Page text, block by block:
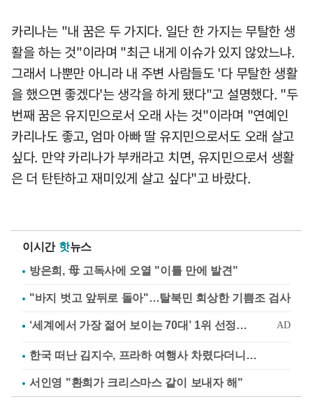
카리나는 "내 꿈은 두 가지다. 일단 한 가지는 무탈한 생
활을 하는 것"이라며 "최근 내게 이슈가 있지 않았느냐.
그래서 나뿐만 아니라 내 주변 사람들도 '다 무탈한 생활
을 했으면 좋겠다'는 생각을 하게 됐다"고 설명했다. "두
번째 꿈은 유지민으로서 오래 사는 것"이라며 "연예인
카리나도 좋고, 엄마 아빠 딸 유지민으로서도 오래 살고
싶다. 만약 카리나가 부캐라고 치면, 유지민으로서 생활
은 더 탄탄하고 재미있게 살고 싶다"고 바랐다.
이시간 핫뉴스
방은희, 母 고독사에 오열 "이틀 만에 발견"
"바지 벗고 앞뒤로 돌아"…탈북민 회상한 기쁨조 검사
한국 떠난 김지수, 프라하 여행사 차렸다더니…
서인영 "환희가 크리스마스 같이 보내자 해"